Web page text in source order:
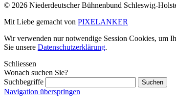
© 2026 Niederdeutscher Bühnenbund Schleswig-
Mit Liebe gemacht von PIXELANKER
Wir verwenden nur notwendige Session Cookies, um
Sie unsere Datenschutzerklärung.
Schliessen
Wonach suchen Sie?
Suchbegriffe
Navigation überspringen